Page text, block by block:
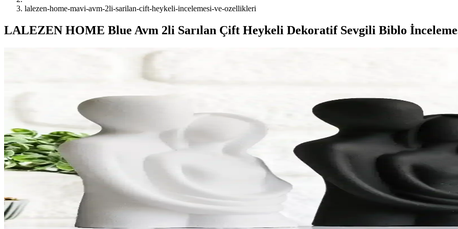
lalezen-home-mavi-avm-2li-sarilan-cift-heykeli-incelemesi-ve-ozellikleri
LALEZEN HOME Blue Avm 2li Sarılan Çift Heykeli Dekoratif Sevgili Biblo